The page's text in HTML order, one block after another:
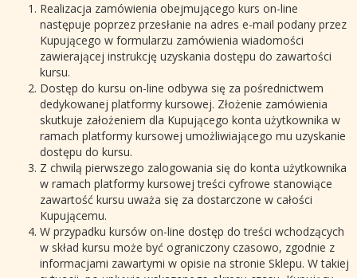
Realizacja zamówienia obejmującego kurs on-line
następuje poprzez przesłanie na adres e-mail podany przez
Kupującego w formularzu zamówienia wiadomości
zawierającej instrukcję uzyskania dostępu do zawartości
kursu.
Dostęp do kursu on-line odbywa się za pośrednictwem
dedykowanej platformy kursowej. Złożenie zamówienia
skutkuje założeniem dla Kupującego konta użytkownika w
ramach platformy kursowej umożliwiającego mu uzyskanie
dostępu do kursu.
Z chwilą pierwszego zalogowania się do konta użytkownika
w ramach platformy kursowej treści cyfrowe stanowiące
zawartość kursu uważa się za dostarczone w całości
Kupującemu.
W przypadku kursów on-line dostęp do treści wchodzących
w skład kursu może być ograniczony czasowo, zgodnie z
informacjami zawartymi w opisie na stronie Sklepu. W takiej